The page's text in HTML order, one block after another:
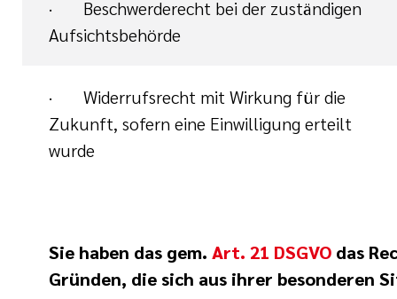
· Beschwerderecht bei der zuständigen
Aufsichtsbehörde
· Widerrufsrecht mit Wirkung für die
Zukunft, sofern eine Einwilligung erteilt
wurde
Sie haben das gem. Art. 21 DSGVO das
Gründen, die sich aus ihrer besonderen